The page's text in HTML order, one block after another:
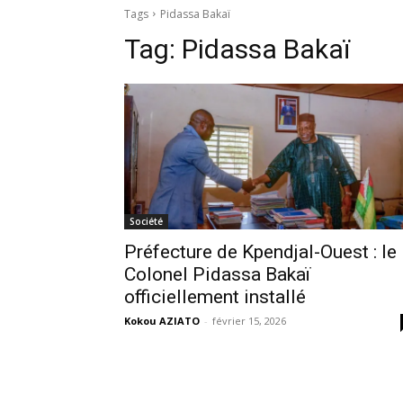
Tags Pidassa Bakaï
Tag: Pidassa Bakaï
Société
Préfecture de Kpendjal-Ouest : le
Colonel Pidassa Bakaï
officiellement installé
Kokou AZIATO - février 15, 2026